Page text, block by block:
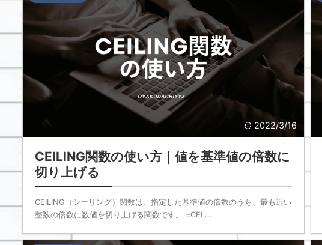
2022/3/16
CEILING関数の使い方｜値を基準値の倍数に
切り上げる
CEILING（シーリング）関数は、指定した基準値の倍数のうち、最も近い
整数の倍数に数値を切り上げる関数です。 =CEI ...